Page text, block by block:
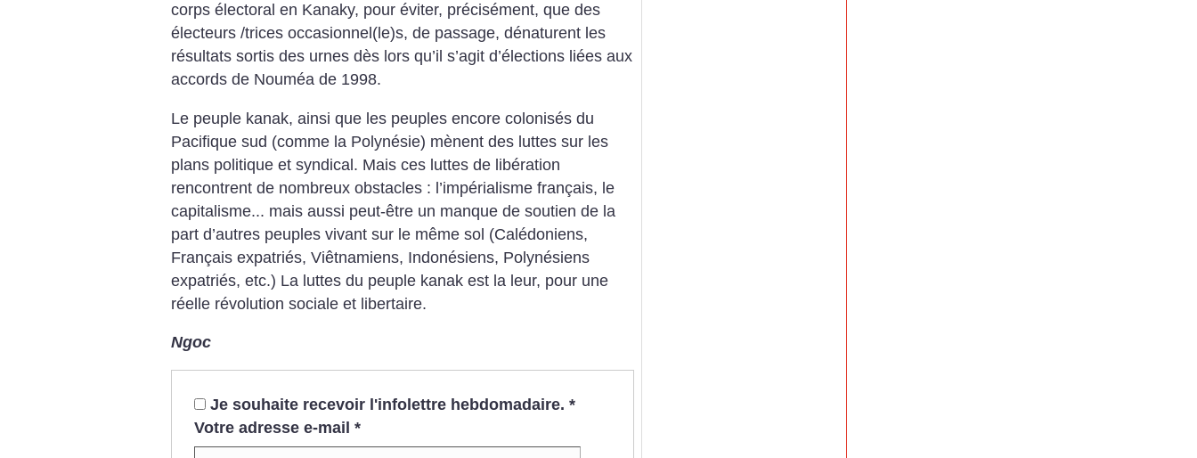
corps électoral en Kanaky, pour éviter, précisément, que des
électeurs /trices occasionnel(le)s, de passage, dénaturent les
résultats sortis des urnes dès lors qu’il s’agit d’élections liées aux
accords de Nouméa de 1998.
Le peuple kanak, ainsi que les peuples encore colonisés du
Pacifique sud (comme la Polynésie) mènent des luttes sur les
plans politique et syndical. Mais ces luttes de libération
rencontrent de nombreux obstacles : l’impérialisme français, le
capitalisme... mais aussi peut-être un manque de soutien de la
part d’autres peuples vivant sur le même sol (Calédoniens,
Français expatriés, Viêtnamiens, Indonésiens, Polynésiens
expatriés, etc.) La luttes du peuple kanak est la leur, pour une
réelle révolution sociale et libertaire.
Ngoc
Je souhaite recevoir l'infolettre hebdomadaire. *
Votre adresse e-mail *